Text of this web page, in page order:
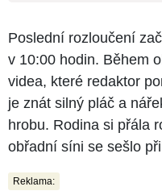
Poslední rozloučení
v 10:00 hodin. Během
videa, které redaktor
je znát silný pláč a
hrobu. Rodina si přála
obřadní síni se sešlo
Reklama: